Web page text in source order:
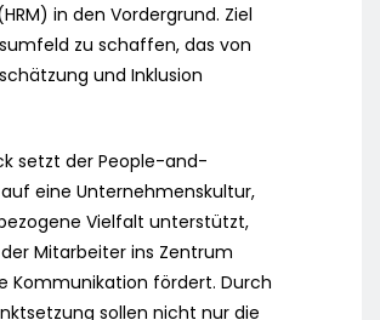
in den Vordergrund. Ziel
zu schaffen, das von
und Inklusion
setzt der People-and-
eine Unternehmenskultur,
Vielfalt unterstützt,
Mitarbeiter ins Zentrum
Kommunikation fördert. Durch
sollen nicht nur die